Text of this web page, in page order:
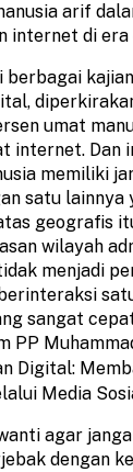
arif
internet di
berbagai
umat
internet. Dan
memiliki
satu lainnya
geografis
wilayah
menjadi
sangat
PP
Digital:
Media
agar
dengan